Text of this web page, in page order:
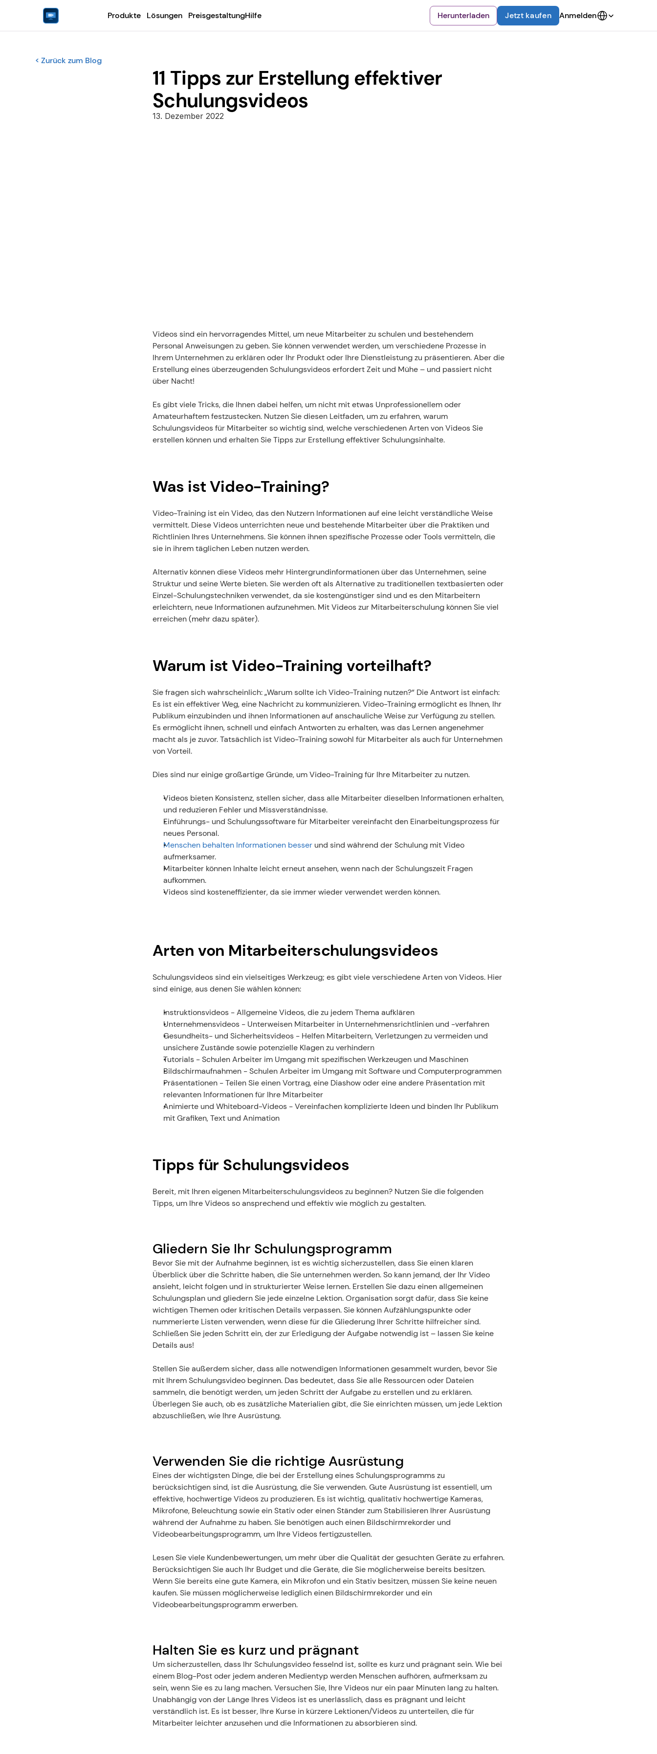
Produkte Lösungen PreisgestaltungHilfe Herunterladen Jetzt kaufen Anmelden
< Zurück zum Blog
11 Tipps zur Erstellung effektiver
Schulungsvideos
13. Dezember 2022
Videos sind ein hervorragendes Mittel, um neue Mitarbeiter zu schulen und bestehendem
Personal Anweisungen zu geben. Sie können verwendet werden, um verschiedene Prozesse in
Ihrem Unternehmen zu erklären oder Ihr Produkt oder Ihre Dienstleistung zu präsentieren. Aber die
Erstellung eines überzeugenden Schulungsvideos erfordert Zeit und Mühe – und passiert nicht
über Nacht!
Es gibt viele Tricks, die Ihnen dabei helfen, um nicht mit etwas Unprofessionellem oder
Amateurhaftem festzustecken. Nutzen Sie diesen Leitfaden, um zu erfahren, warum
Schulungsvideos für Mitarbeiter so wichtig sind, welche verschiedenen Arten von Videos Sie
erstellen können und erhalten Sie Tipps zur Erstellung effektiver Schulungsinhalte.
Was ist Video-Training?
Video-Training ist ein Video, das den Nutzern Informationen auf eine leicht verständliche Weise
vermittelt. Diese Videos unterrichten neue und bestehende Mitarbeiter über die Praktiken und
Richtlinien Ihres Unternehmens. Sie können ihnen spezifische Prozesse oder Tools vermitteln, die
sie in ihrem täglichen Leben nutzen werden.
Alternativ können diese Videos mehr Hintergrundinformationen über das Unternehmen, seine
Struktur und seine Werte bieten. Sie werden oft als Alternative zu traditionellen textbasierten oder
Einzel-Schulungstechniken verwendet, da sie kostengünstiger sind und es den Mitarbeitern
erleichtern, neue Informationen aufzunehmen. Mit Videos zur Mitarbeiterschulung können Sie viel
erreichen (mehr dazu später).
Warum ist Video-Training vorteilhaft?
Sie fragen sich wahrscheinlich: „Warum sollte ich Video-Training nutzen?“ Die Antwort ist einfach:
Es ist ein effektiver Weg, eine Nachricht zu kommunizieren. Video-Training ermöglicht es Ihnen, Ihr
Publikum einzubinden und ihnen Informationen auf anschauliche Weise zur Verfügung zu stellen.
Es ermöglicht ihnen, schnell und einfach Antworten zu erhalten, was das Lernen angenehmer
macht als je zuvor. Tatsächlich ist Video-Training sowohl für Mitarbeiter als auch für Unternehmen
von Vorteil.
Dies sind nur einige großartige Gründe, um Video-Training für Ihre Mitarbeiter zu nutzen.
Videos bieten Konsistenz, stellen sicher, dass alle Mitarbeiter dieselben Informationen erhalten,
und reduzieren Fehler und Missverständnisse.
Einführungs- und Schulungssoftware für Mitarbeiter vereinfacht den Einarbeitungsprozess für
neues Personal.
Menschen behalten Informationen besser und sind während der Schulung mit Video
aufmerksamer.
Mitarbeiter können Inhalte leicht erneut ansehen, wenn nach der Schulungszeit Fragen
aufkommen.
Videos sind kosteneffizienter, da sie immer wieder verwendet werden können.
Arten von Mitarbeiterschulungsvideos
Schulungsvideos sind ein vielseitiges Werkzeug; es gibt viele verschiedene Arten von Videos. Hier
sind einige, aus denen Sie wählen können:
Instruktionsvideos - Allgemeine Videos, die zu jedem Thema aufklären
Unternehmensvideos - Unterweisen Mitarbeiter in Unternehmensrichtlinien und -verfahren
Gesundheits- und Sicherheitsvideos - Helfen Mitarbeitern, Verletzungen zu vermeiden und
unsichere Zustände sowie potenzielle Klagen zu verhindern
Tutorials - Schulen Arbeiter im Umgang mit spezifischen Werkzeugen und Maschinen
Bildschirmaufnahmen - Schulen Arbeiter im Umgang mit Software und Computerprogrammen
Präsentationen - Teilen Sie einen Vortrag, eine Diashow oder eine andere Präsentation mit
relevanten Informationen für Ihre Mitarbeiter
Animierte und Whiteboard-Videos - Vereinfachen komplizierte Ideen und binden Ihr Publikum
mit Grafiken, Text und Animation
Tipps für Schulungsvideos
Bereit, mit Ihren eigenen Mitarbeiterschulungsvideos zu beginnen? Nutzen Sie die folgenden
Tipps, um Ihre Videos so ansprechend und effektiv wie möglich zu gestalten.
Gliedern Sie Ihr Schulungsprogramm
Bevor Sie mit der Aufnahme beginnen, ist es wichtig sicherzustellen, dass Sie einen klaren
Überblick über die Schritte haben, die Sie unternehmen werden. So kann jemand, der Ihr Video
ansieht, leicht folgen und in strukturierter Weise lernen. Erstellen Sie dazu einen allgemeinen
Schulungsplan und gliedern Sie jede einzelne Lektion. Organisation sorgt dafür, dass Sie keine
wichtigen Themen oder kritischen Details verpassen. Sie können Aufzählungspunkte oder
nummerierte Listen verwenden, wenn diese für die Gliederung Ihrer Schritte hilfreicher sind.
Schließen Sie jeden Schritt ein, der zur Erledigung der Aufgabe notwendig ist – lassen Sie keine
Details aus!
Stellen Sie außerdem sicher, dass alle notwendigen Informationen gesammelt wurden, bevor Sie
mit Ihrem Schulungsvideo beginnen. Das bedeutet, dass Sie alle Ressourcen oder Dateien
sammeln, die benötigt werden, um jeden Schritt der Aufgabe zu erstellen und zu erklären.
Überlegen Sie auch, ob es zusätzliche Materialien gibt, die Sie einrichten müssen, um jede Lektion
abzuschließen, wie Ihre Ausrüstung.
Verwenden Sie die richtige Ausrüstung
Eines der wichtigsten Dinge, die bei der Erstellung eines Schulungsprogramms zu
berücksichtigen sind, ist die Ausrüstung, die Sie verwenden. Gute Ausrüstung ist essentiell, um
effektive, hochwertige Videos zu produzieren. Es ist wichtig, qualitativ hochwertige Kameras,
Mikrofone, Beleuchtung sowie ein Stativ oder einen Ständer zum Stabilisieren Ihrer Ausrüstung
während der Aufnahme zu haben. Sie benötigen auch einen Bildschirmrekorder und
Videobearbeitungsprogramm, um Ihre Videos fertigzustellen.
Lesen Sie viele Kundenbewertungen, um mehr über die Qualität der gesuchten Geräte zu erfahren.
Berücksichtigen Sie auch Ihr Budget und die Geräte, die Sie möglicherweise bereits besitzen.
Wenn Sie bereits eine gute Kamera, ein Mikrofon und ein Stativ besitzen, müssen Sie keine neuen
kaufen. Sie müssen möglicherweise lediglich einen Bildschirmrekorder und ein
Videobearbeitungsprogramm erwerben.
Halten Sie es kurz und prägnant
Um sicherzustellen, dass Ihr Schulungsvideo fesselnd ist, sollte es kurz und prägnant sein. Wie bei
einem Blog-Post oder jedem anderen Medientyp werden Menschen aufhören, aufmerksam zu
sein, wenn Sie es zu lang machen. Versuchen Sie, Ihre Videos nur ein paar Minuten lang zu halten.
Unabhängig von der Länge Ihres Videos ist es unerlässlich, dass es prägnant und leicht
verständlich ist. Es ist besser, Ihre Kurse in kürzere Lektionen/Videos zu unterteilen, die für
Mitarbeiter leichter anzusehen und die Informationen zu absorbieren sind.